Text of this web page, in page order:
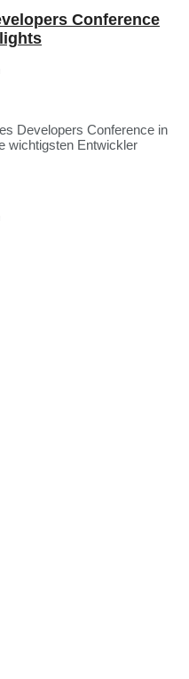
Conference
Developers Conference in
wichtigsten Entwickler